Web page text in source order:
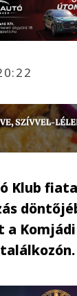
Klub
Komjádi